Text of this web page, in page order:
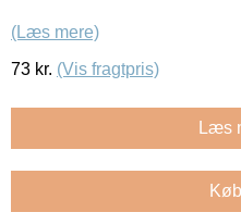
(Læs mere)
73 kr. (Vis fragtpris)
Læs